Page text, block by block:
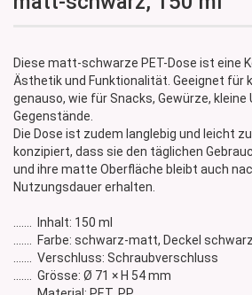
Diese matt-schwarze PET-Dose ist eine
Ästhetik und Funktionalität. Geeignet für
genauso, wie für Snacks, Gewürze, kleine
Gegenstände.
Die Dose ist zudem langlebig und leicht
konzipiert, dass sie den täglichen
und ihre matte Oberfläche bleibt auch
Nutzungsdauer erhalten.
....... Inhalt: 150 ml
....... Farbe: schwarz-matt, Deckel schwarz
....... Verschluss: Schraubverschluss
....... Grösse: Ø 71 × H 54 mm